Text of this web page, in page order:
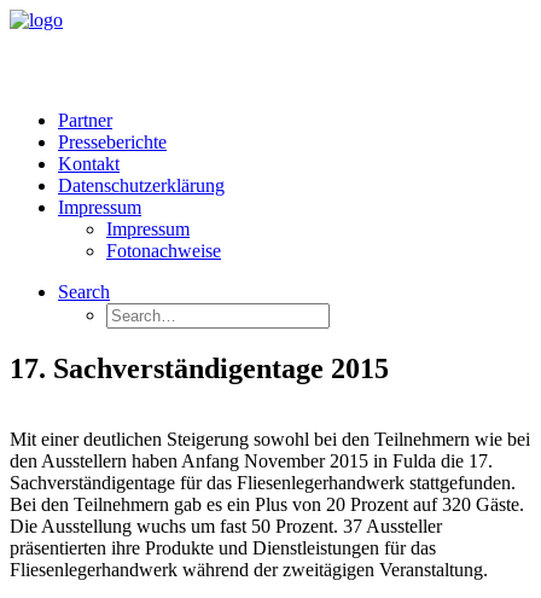
Partner
Presseberichte
Kontakt
Datenschutzerklärung
Impressum
Impressum
Fotonachweise
Search
17. Sachverständigentage 2015
Mit einer deutlichen Steigerung sowohl bei den Teilnehmern wie bei
den Ausstellern haben Anfang November 2015 in Fulda die 17.
Sachverständigentage für das Fliesenlegerhandwerk stattgefunden.
Bei den Teilnehmern gab es ein Plus von 20 Prozent auf 320 Gäste.
Die Ausstellung wuchs um fast 50 Prozent. 37 Aussteller
präsentierten ihre Produkte und Dienstleistungen für das
Fliesenlegerhandwerk während der zweitägigen Veranstaltung.